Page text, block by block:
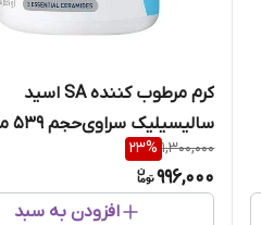
کرم مرطوب کننده SA اسید
سالیسیلیک سراوی‌حجم 539 میل
1,300,000
23%
996,000
افزودن به سبد